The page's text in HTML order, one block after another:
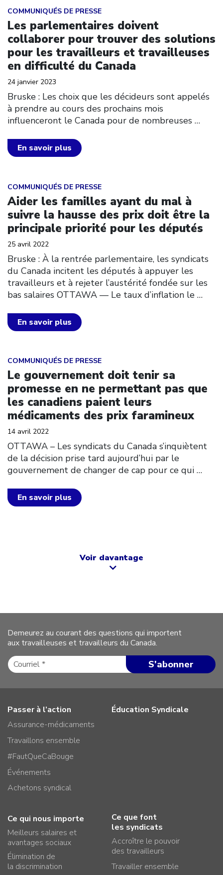
COMMUNIQUÉS DE PRESSE
Les parlementaires doivent
collaborer pour trouver des solutions
pour les travailleurs et travailleuses
en difficulté du Canada
24 janvier 2023
Bruske : Les choix que les décideurs sont appelés
à prendre au cours des prochains mois
influenceront le Canada pour de nombreuses …
En savoir plus
Click to open the link
COMMUNIQUÉS DE PRESSE
Aider les familles ayant du mal à
suivre la hausse des prix doit être la
principale priorité pour les députés
25 avril 2022
Bruske : À la rentrée parlementaire, les syndicats
du Canada incitent les députés à appuyer les
travailleurs et à rejeter l’austérité fondée sur les
bas salaires OTTAWA –– Le taux d’inflation le …
En savoir plus
Click to open the link
COMMUNIQUÉS DE PRESSE
Le gouvernement doit tenir sa
promesse en ne permettant pas que
les canadiens paient leurs
médicaments des prix faramineux
14 avril 2022
OTTAWA – Les syndicats du Canada s’inquiètent
de la décision prise tard aujourd’hui par le
gouvernement de changer de cap pour ce qui …
En savoir plus
Click to open the link
Voir davantage
Demeurez au courant des questions qui importent
aux travailleuses et travailleurs du Canada.
Passer à l’action
Assurance-médicaments
Travaillons ensemble
#FautQueCaBouge
Événements
Achetons syndical
Éducation Syndicale
Ce qui nous importe
Meilleurs salaires et
avantages sociaux
Élimination de
la discrimination
Ce que font
les syndicats
Accroître le pouvoir
des travailleurs
Travailler ensemble